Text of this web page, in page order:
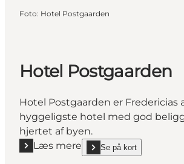
Foto: Hotel Postgaarden
Hotel Postgaarden
Hotel Postgaarden er
hyggeligste hotel med god
hjertet af byen.
Læs mere
Læs mere "Hotel Postgaarden"
Se på kort
show Hotel Postgaarden